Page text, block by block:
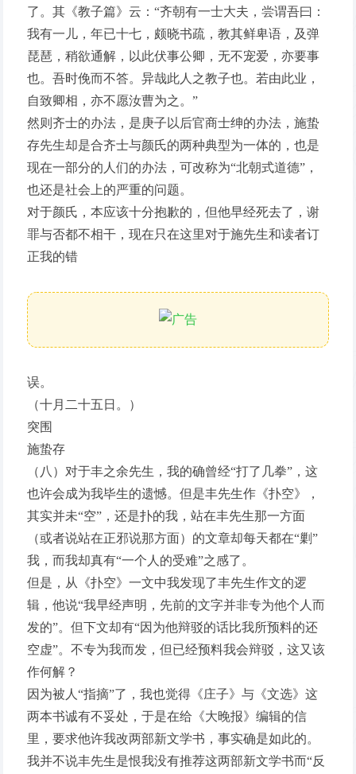
了。其《教子篇》云：“齐朝有一士大夫，尝谓吾曰：
我有一儿，年已十七，颇晓书疏，教其鲜卑语，及弹
琵琶，稍欲通解，以此伏事公卿，无不宠爱，亦要事
也。吾时俛而不答。异哉此人之教子也。若由此业，
自致卿相，亦不愿汝曹为之。”
然则齐士的办法，是庚子以后官商士绅的办法，施蛰
存先生却是合齐士与颜氏的两种典型为一体的，也是
现在一部分的人们的办法，可改称为“北朝式道德”，
也还是社会上的严重的问题。
对于颜氏，本应该十分抱歉的，但他早经死去了，谢
罪与否都不相干，现在只在这里对于施先生和读者订
正我的错
误。
（十月二十五日。）
突围
施蛰存
（八）对于丰之余先生，我的确曾经“打了几拳”，这
也许会成为我毕生的遗憾。但是丰先生作《扑空》，
其实并未“空”，还是扑的我，站在丰先生那一方面
（或者说站在正邪说那方面）的文章却每天都在“剿”
我，而我却真有“一个人的受难”之感了。
但是，从《扑空》一文中我发现了丰先生作文的逻
辑，他说“我早经声明，先前的文字并非专为他个人而
发的”。但下文却有“因为他辩驳的话比我所预料的还
空虚”。不专为我而发，但已经预料我会辩驳，这又该
作何解？
因为被人“指摘”了，我也觉得《庄子》与《文选》这
两本书诚有不妥处，于是在给《大晚报》编辑的信
里，要求他许我改两部新文学书，事实确是如此的。
我并不说丰先生是恨我没有推荐这两部新文学书而“反